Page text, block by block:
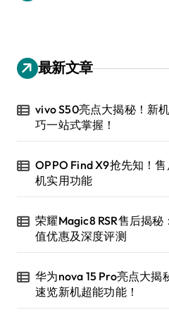
最新文章
vivo S50亮点大揭秘！新
巧一站式掌握！
OPPO Find X9抢先知！
机实用功能
荣耀Magic8 RSR售后揭秘
值优惠及深度评测
华为nova 15 Pro亮点大揭
速览新机超能功能！